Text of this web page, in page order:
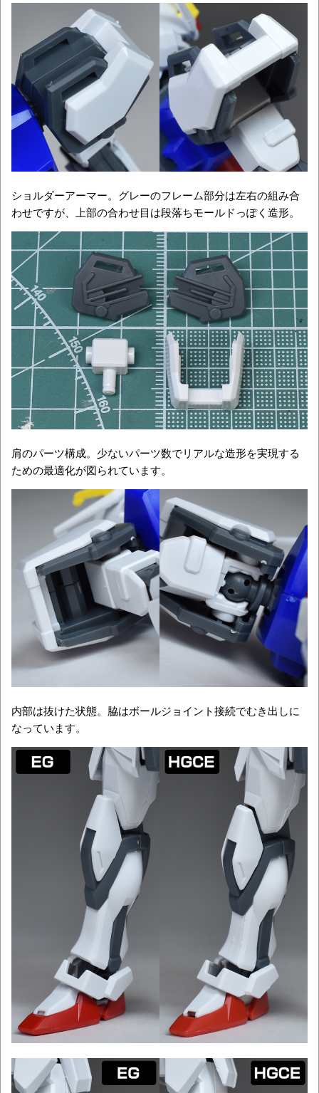
ショルダーアーマー。グレーのフレーム部分は左右の組み合
わせですが、上部の合わせ目は段落ちモールドっぽく造形。
肩のパーツ構成。少ないパーツ数でリアルな造形を実現する
ための最適化が図られています。
内部は抜けた状態。脇はボールジョイント接続でむき出しに
なっています。